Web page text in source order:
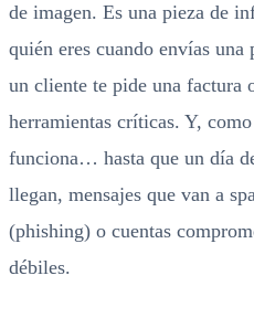
de imagen. Es una pieza de
quién eres cuando envías
un cliente te pide una factura
herramientas críticas. Y,
funciona… hasta que un día
llegan, mensajes que van a
(phishing) o cuentas
débiles.